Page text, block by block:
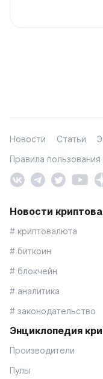
Новости Статьи
Правила
Новости
# криптовалюта
# биткоин
# блокчейн
# аналитика
# законодательство
Энциклопедия
Производители
Пулы